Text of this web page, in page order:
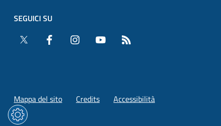
SEGUICI SU
Twitter
Facebook Instagram YouTube
Mappa del sito Credits Accessibilità